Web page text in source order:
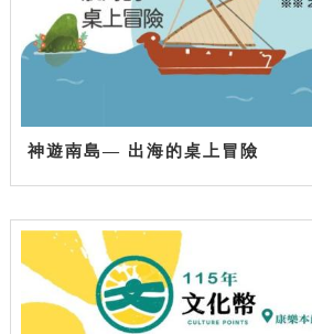
神遊南島— 出海的桌上冒險